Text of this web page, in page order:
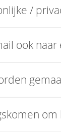
/
ook naar